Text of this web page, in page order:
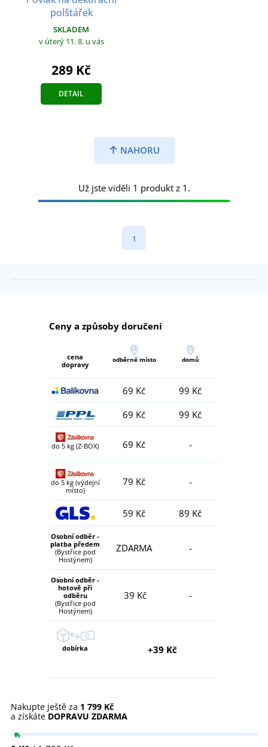
polštářek
SKLADEM
v úterý 11. 8. u vás
289 Kč
DETAIL
NAHORU
Už jste viděli 1 produkt z 1.
1
Ceny a způsoby doručení
cena
dopravy
odběrné místo domů
69 Kč
99 Kč
69 Kč
99 Kč
do 5 kg (Z-BOX) 69 Kč -
do 5 kg (výdejní
místo)
79 Kč -
59 Kč 89 Kč
Osobní odběr -
platba předem
(Bystřice pod
Hostýnem)
ZDARMA -
Osobní odběr -
hotově při
odběru
(Bystřice pod
Hostýnem)
39 Kč -
dobírka +39 Kč
Nakupte ještě za 1 799 Kč
a získáte DOPRAVU ZDARMA